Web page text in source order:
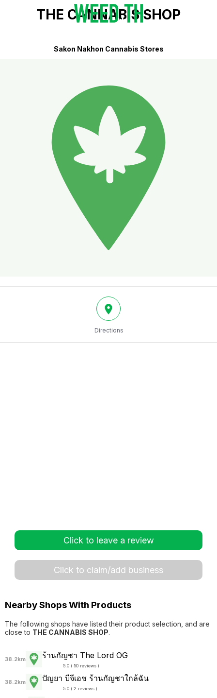
THE CANNABIS SHOP
Sakon Nakhon Cannabis Stores
Directions
Click to leave a review
Click to claim/add business
Nearby Shops With Products
The following shops have listed their product selection, and are
close to THE CANNABIS SHOP.
38.2km ร้านกัญชา The Lord OG
5.0 ( 50 reviews )
38.2km ปัญยา บีจีเอช ร้านกัญชาใกล้ฉัน
5.0 ( 2 reviews )